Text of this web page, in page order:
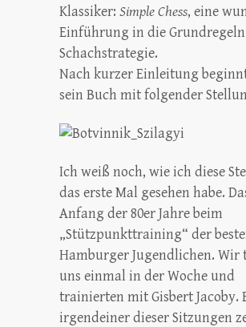
Klassiker: Simple Chess, eine
Einführung in die
Schachstrategie.
Nach kurzer Einleitung
sein Buch mit folgender
Ich weiß noch, wie ich diese
das erste Mal gesehen habe.
Anfang der 80er Jahre beim
„Stützpunkttraining“ der
Hamburger Jugendlichen. Wir
uns einmal in der Woche und
trainierten mit Gisbert Jacoby.
irgendeiner dieser Sitzungen